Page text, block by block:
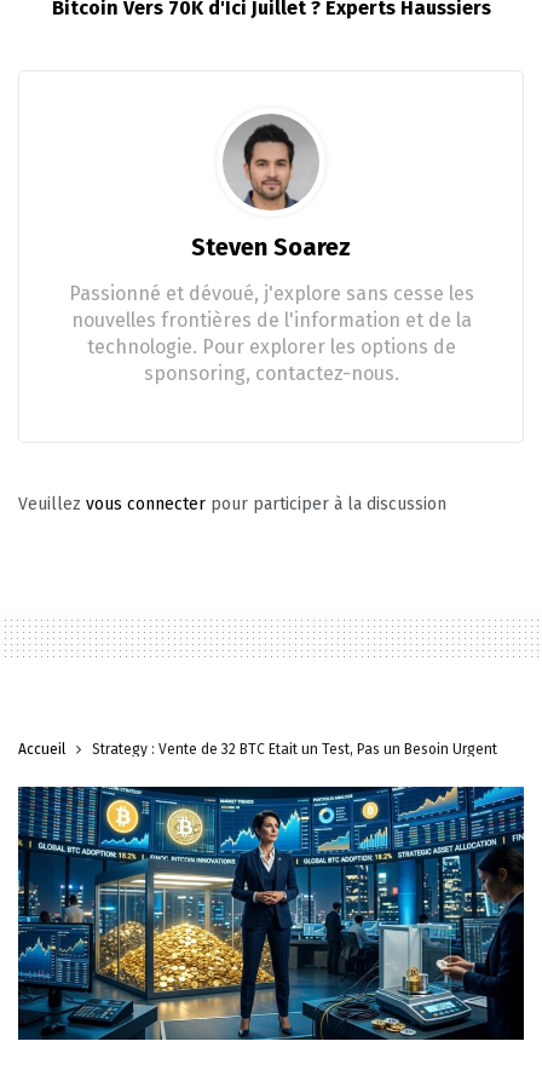
Bitcoin Vers 70K d'Ici Juillet ? Experts Haussiers
Steven Soarez
Passionné et dévoué, j'explore sans cesse les
nouvelles frontières de l'information et de la
technologie. Pour explorer les options de
sponsoring, contactez-nous.
Veuillez vous connecter pour participer à la discussion
Accueil Strategy : Vente de 32 BTC Était un Test, Pas un Besoin Urgent